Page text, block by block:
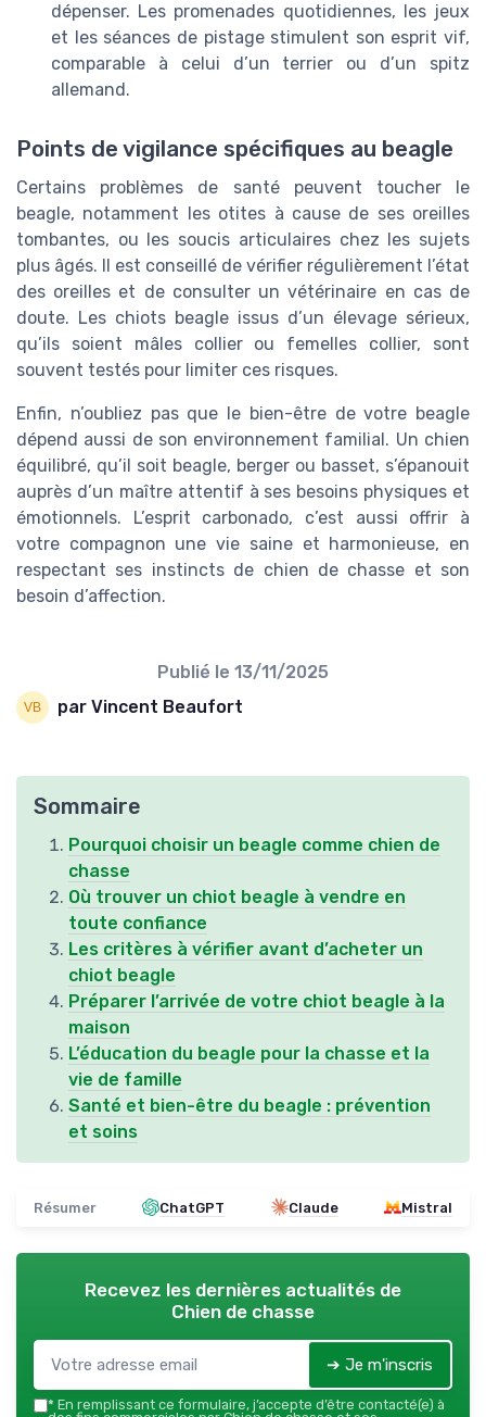
dépenser. Les promenades quotidiennes, les jeux
et les séances de pistage stimulent son esprit vif,
comparable à celui d’un terrier ou d’un spitz
allemand.
Points de vigilance spécifiques au beagle
Certains problèmes de santé peuvent toucher le
beagle, notamment les otites à cause de ses oreilles
tombantes, ou les soucis articulaires chez les sujets
plus âgés. Il est conseillé de vérifier régulièrement l’état
des oreilles et de consulter un vétérinaire en cas de
doute. Les chiots beagle issus d’un élevage sérieux,
qu’ils soient mâles collier ou femelles collier, sont
souvent testés pour limiter ces risques.
Enfin, n’oubliez pas que le bien-être de votre beagle
dépend aussi de son environnement familial. Un chien
équilibré, qu’il soit beagle, berger ou basset, s’épanouit
auprès d’un maître attentif à ses besoins physiques et
émotionnels. L’esprit carbonado, c’est aussi offrir à
votre compagnon une vie saine et harmonieuse, en
respectant ses instincts de chien de chasse et son
besoin d’affection.
Publié le 13/11/2025
par Vincent Beaufort
Sommaire
Pourquoi choisir un beagle comme chien de
chasse
Où trouver un chiot beagle à vendre en
toute confiance
Les critères à vérifier avant d’acheter un
chiot beagle
Préparer l’arrivée de votre chiot beagle à la
maison
L’éducation du beagle pour la chasse et la
vie de famille
Santé et bien-être du beagle : prévention
et soins
Résumer ChatGPT Claude Mistral
Recevez les dernières actualités de
Chien de chasse
➔ Je m'inscris
* En remplissant ce formulaire, j’accepte d’être contacté(e) à